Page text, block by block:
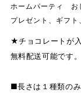
ホームパーティ お
プレゼント、ギフト
★チョコレートが
無料配送可能です。
■長さは１種類の